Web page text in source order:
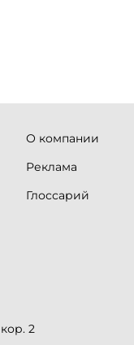
О компании
Реклама
Глоссарий
2